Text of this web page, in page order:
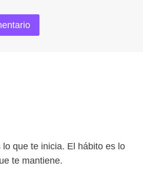
lo que te inicia. El hábito es lo
te mantiene.